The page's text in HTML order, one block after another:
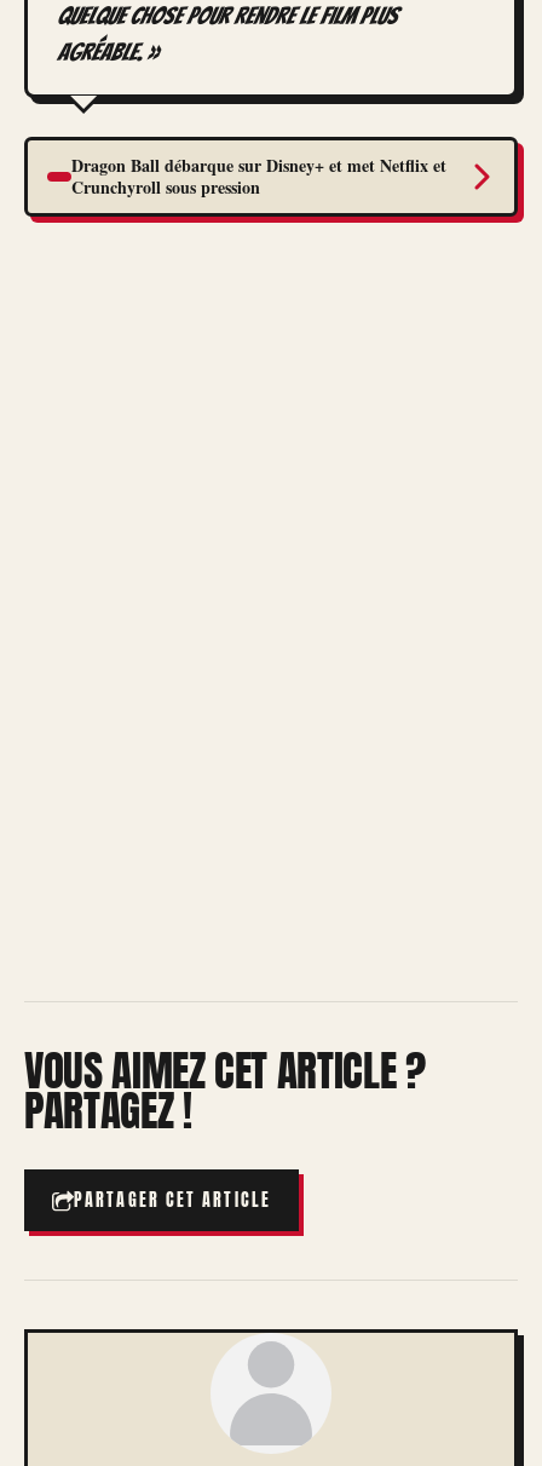
quelque chose pour rendre le film plus
agréable. »
Dragon Ball débarque sur Disney+ et met Netflix et
Crunchyroll sous pression
VOUS AIMEZ CET ARTICLE ?
PARTAGEZ !
PARTAGER CET ARTICLE